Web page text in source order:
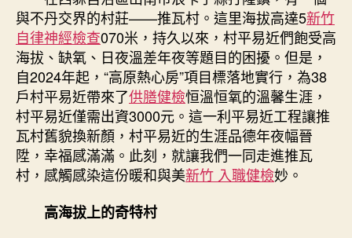
70
米
海
拔
上
的
暖
和
古
跡〉
與不丹交界的村莊——推瓦村。這里海拔高達5新竹
自律神經檢查070米，持久以來，村平易近們飽受高
海拔、缺氧、日夜溫差年夜等題目的困擾。但是，
自2024年起，“高原熱心房”項目標落地實行，為38
戶村平易近帶來了供膳健檢恒溫恒氧的溫馨生涯，
村平易近僅需出資3000元。這一利平易近工程讓推
瓦村舊貌換新顏，村平易近的生涯品德年夜幅晉
陞，幸福感滿滿。此刻，就讓我們一同走進推瓦
村，感觸感染這份暖和與美新竹 入職健檢妙。
高海拔上的奇特村